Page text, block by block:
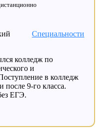
Специальности
колледж по
и
в колледж
после 9-го класса.
ЕГЭ.